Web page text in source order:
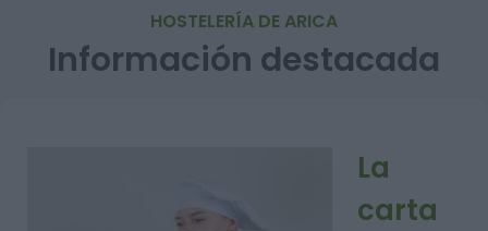
HOSTELERÍA DE ARICA
Información destacada
La
carta